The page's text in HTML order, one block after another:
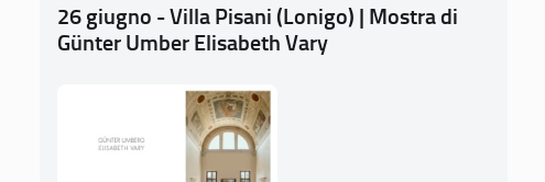
26 giugno - Villa Pisani (Lonigo) | Mostra di
Günter Umber Elisabeth Vary